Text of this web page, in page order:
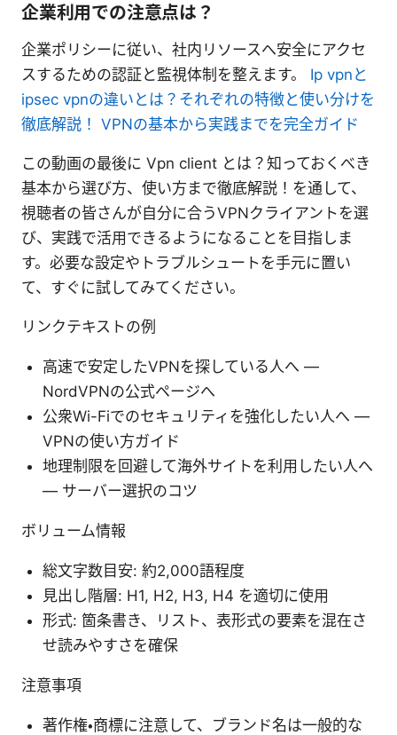
企業利用での注意点は？
企業ポリシーに従い、社内リソースへ安全にアクセ
スするための認証と監視体制を整えます。 Ip vpnと
ipsec vpnの違いとは？それぞれの特徴と使い分けを
徹底解説！ VPNの基本から実践までを完全ガイド
この動画の最後に Vpn client とは？知っておくべき
基本から選び方、使い方まで徹底解説！を通して、
視聴者の皆さんが自分に合うVPNクライアントを選
び、実践で活用できるようになることを目指しま
す。必要な設定やトラブルシュートを手元に置い
て、すぐに試してみてください。
リンクテキストの例
高速で安定したVPNを探している人へ —
NordVPNの公式ページへ
公衆Wi-Fiでのセキュリティを強化したい人へ —
VPNの使い方ガイド
地理制限を回避して海外サイトを利用したい人へ
— サーバー選択のコツ
ボリューム情報
総文字数目安: 約2,000語程度
見出し階層: H1, H2, H3, H4 を適切に使用
形式: 箇条書き、リスト、表形式の要素を混在さ
せ読みやすさを確保
注意事項
著作権・商標に注意して、ブランド名は一般的な